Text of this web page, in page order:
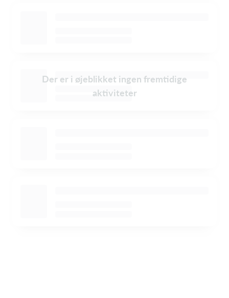
Der er i øjeblikket ingen fremtidige
aktiviteter